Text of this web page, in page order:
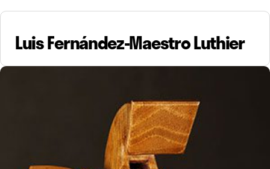
Luis Fernández-Maestro Luthier